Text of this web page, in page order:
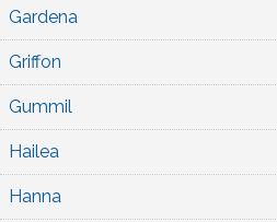
Gardena
Griffon
Gummil
Hailea
Hanna